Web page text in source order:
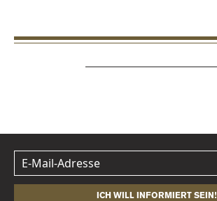
ICH WILL INFORMIERT SEIN!